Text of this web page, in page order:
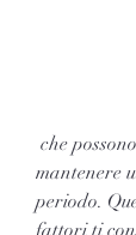
mantenere
periodo.
fattori ti